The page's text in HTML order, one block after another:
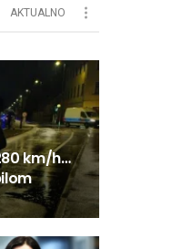
AKTUALNO
km/h…